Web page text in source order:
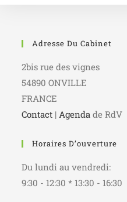
Adresse Du Cabinet
2bis rue des vignes
54890 ONVILLE
FRANCE
Contact | Agenda de RdV
Horaires D’ouverture
Du lundi au vendredi:
9:30 - 12:30 * 13:30 - 16:30